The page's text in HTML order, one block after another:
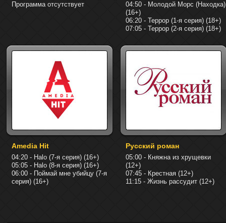
Программа отсутствует
04:50 - Молодой Морс (Находка)
(16+)
06:20 - Террор (1-я серия) (18+)
07:05 - Террор (2-я серия) (18+)
Amedia Hit
04:20 - Halo (7-я серия) (16+)
05:05 - Halo (8-я серия) (16+)
06:00 - Поймай мне убийцу (7-я
серия) (16+)
Русский роман
05:00 - Княжна из хрущевки
(12+)
07:45 - Крестная (12+)
11:15 - Жизнь рассудит (12+)